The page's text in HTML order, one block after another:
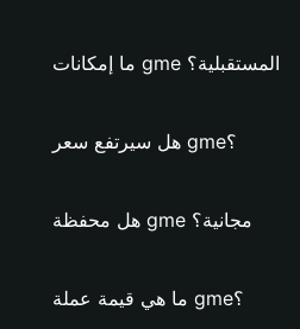
ما إمكانات gme المستقبلية؟
هل سيرتفع سعر gme؟
هل محفظة gme مجانية؟
ما هي قيمة عملة gme؟